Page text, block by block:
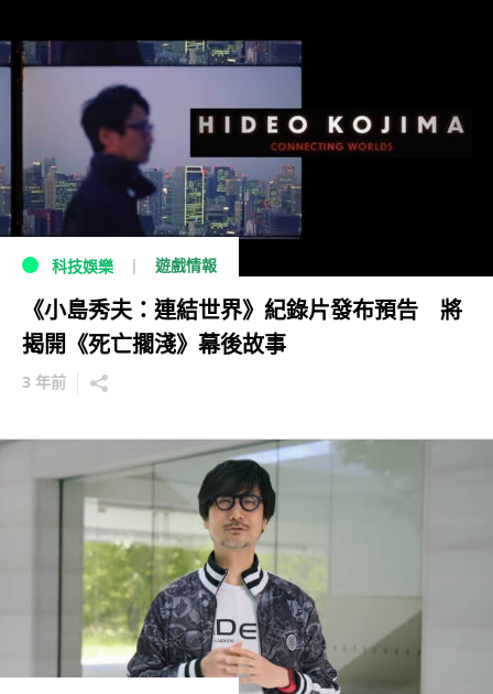
科技娛樂 遊戲情報
《小島秀夫：連結世界》紀錄片發布預告 將
揭開《死亡擱淺》幕後故事
3 年前